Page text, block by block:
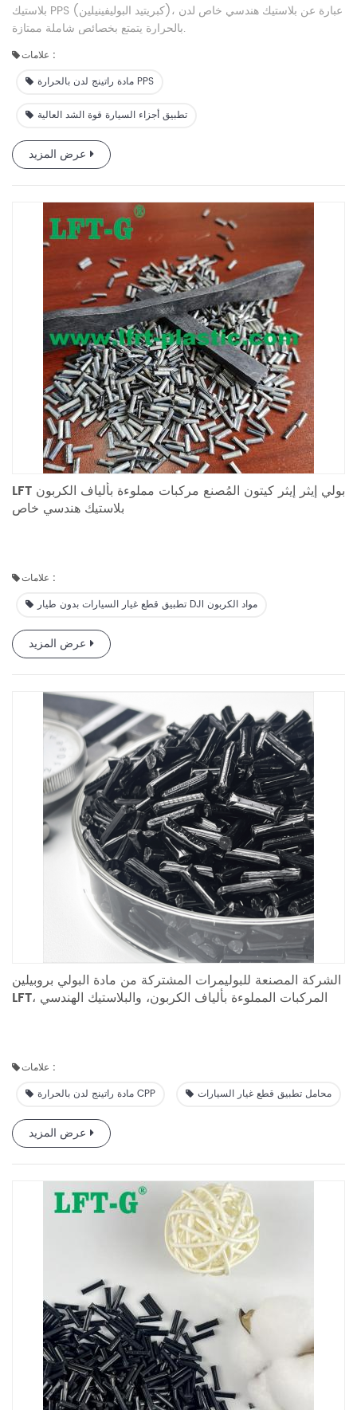
بلاستيك PPS (كبريتيد البوليفينيلين)، عبارة عن بلاستيك هندسي خاص لدن
بالحرارة يتمتع بخصائص شاملة ممتازة.
علامات :
مادة راتينج لدن بالحرارة PPS
تطبيق أجزاء السيارة قوة الشد العالية
عرض المزيد
LFT بولي إيثر إيثر كيتون المُصنع مركبات مملوءة بألياف الكربون
بلاستيك هندسي خاص
علامات :
تطبيق قطع غيار السيارات بدون طيار DJI مواد الكربون
عرض المزيد
الشركة المصنعة للبوليمرات المشتركة من مادة البولي بروبيلين
LFT، المركبات المملوءة بألياف الكربون، والبلاستيك الهندسي
علامات :
مادة راتينج لدن بالحرارة CPP
محامل تطبيق قطع غيار السيارات
عرض المزيد